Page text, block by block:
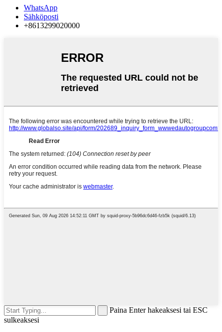
WhatsApp
Sähköposti
+8613299020000
Paina Enter hakeaksesi tai ESC
sulkeaksesi